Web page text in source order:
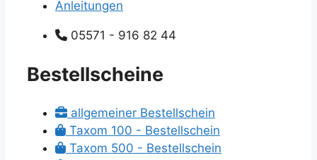
Anleitungen
05571 - 916 82 44
Bestellscheine
allgemeiner Bestellschein
Taxom 100 - Bestellschein
Taxom 500 - Bestellschein